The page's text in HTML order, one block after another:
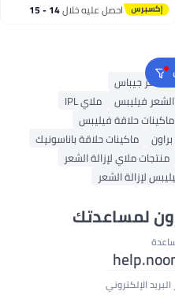
احصل عليه خلال 14 - 15
الشعر جيباس
الشعر فيليبس
ملاي IPL
ماكينات حلاقة فيليبس
ماكينات حلاقة باناسونيك
منتجات ملاي لإزالة الشعر
لإزالة الشعر
لمساعدتك
الإلكتروني